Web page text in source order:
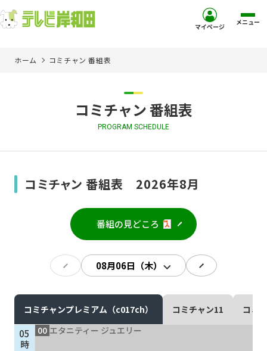
ご加入を検討中の方
現在ご利用中の方
マイページ メニュー
ホーム コミチャン 番組表
コミチャン 番組表
PROGRAM SCHEDULE
コミチャン 番組表 2026年8月
番組の見どころ
コミチャンプレミアム（c017ch） コミチャン11 コミ
05
時
00 エタニティー ジュエリー